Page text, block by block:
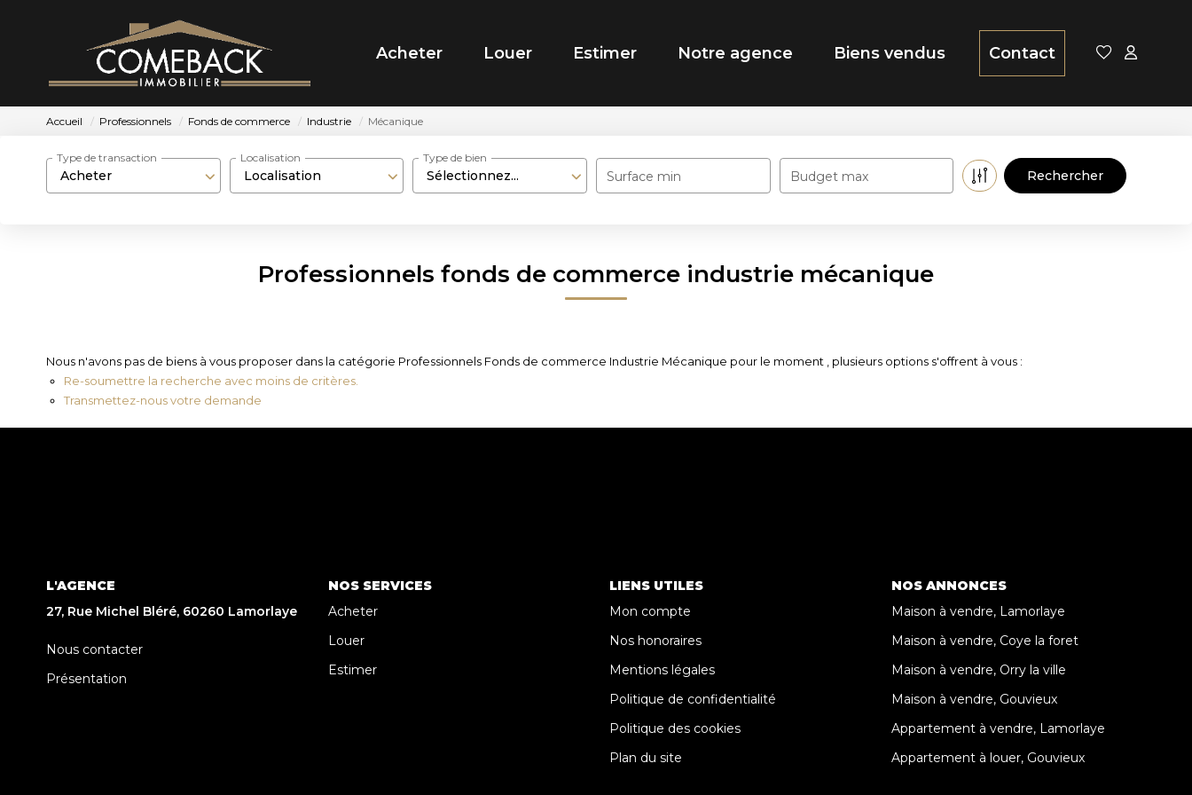
Acheter Louer Estimer Notre agence Biens vendus Contact
Accueil Professionnels Fonds de commerce Industrie Mécanique
Acheter
Type de transaction
Localisation
Localisation
Sélectionnez...
Type de bien
Surface min Budget max
Professionnels fonds de commerce industrie mécanique
Nous n'avons pas de biens à vous proposer dans la catégorie Professionnels Fonds de commerce Industrie Mécanique pour le moment , plusieurs options s'offrent à vous :
Re-soumettre la recherche avec moins de critères.
Transmettez-nous votre demande
L'AGENCE
27, Rue Michel Bléré, 60260 Lamorlaye
Nous contacter
Présentation
NOS SERVICES
Acheter
Louer
Estimer
LIENS UTILES
Mon compte
Nos honoraires
Mentions légales
Politique de confidentialité
Politique des cookies
Plan du site
NOS ANNONCES
Maison à vendre, Lamorlaye
Maison à vendre, Coye la foret
Maison à vendre, Orry la ville
Maison à vendre, Gouvieux
Appartement à vendre, Lamorlaye
Appartement à louer, Gouvieux